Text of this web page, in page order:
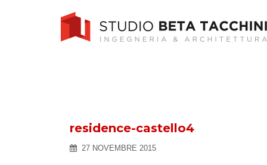
residence-castello4
27 NOVEMBRE 2015